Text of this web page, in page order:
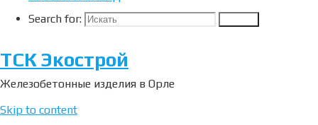
Search for:
ТСК Экострой
Железобетонные изделия в Орле
Skip to content
элемент
для
железобетонных
каналов,